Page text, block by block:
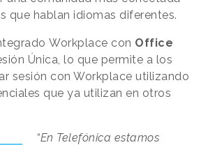
que hablan idiomas diferentes.
Workplace con Office
Única, lo que permite a los
sesión con Workplace utilizando
que ya utilizan en otros
“En Telefónica estamos